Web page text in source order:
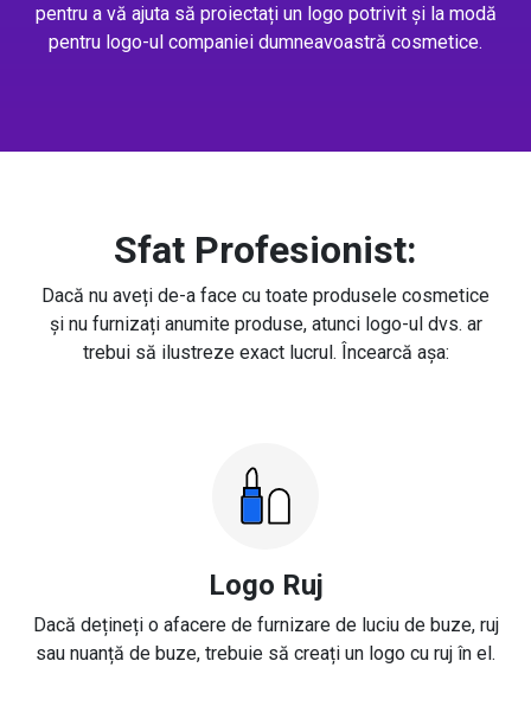
pentru a vă ajuta să proiectați un logo potrivit și la modă
pentru logo-ul companiei dumneavoastră cosmetice.
Sfat Profesionist:
Dacă nu aveți de-a face cu toate produsele cosmetice
și nu furnizați anumite produse, atunci logo-ul dvs. ar
trebui să ilustreze exact lucrul. Încearcă așa:
Logo Ruj
Dacă dețineți o afacere de furnizare de luciu de buze, ruj
sau nuanță de buze, trebuie să creați un logo cu ruj în el.